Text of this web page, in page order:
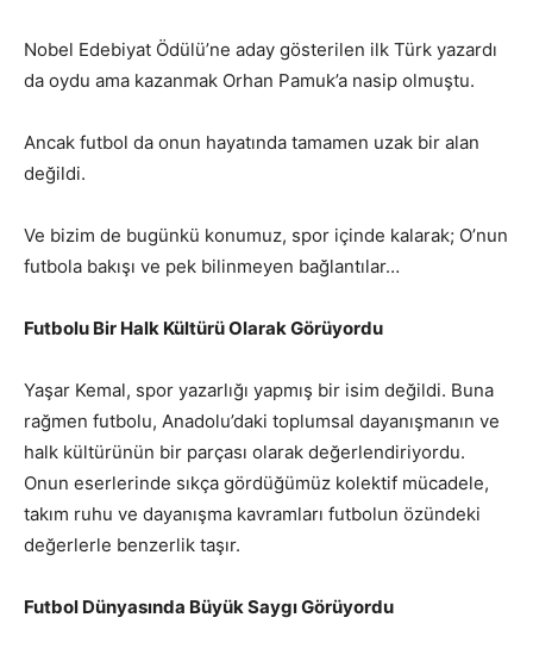
Nobel Edebiyat Ödülü’ne aday gösterilen ilk Türk yazardı
da oydu ama kazanmak Orhan Pamuk’a nasip olmuştu.
Ancak futbol da onun hayatında tamamen uzak bir alan
değildi.
Ve bizim de bugünkü konumuz, spor içinde kalarak; O’nun
futbola bakışı ve pek bilinmeyen bağlantılar…
Futbolu Bir Halk Kültürü Olarak Görüyordu
Yaşar Kemal, spor yazarlığı yapmış bir isim değildi. Buna
rağmen futbolu, Anadolu’daki toplumsal dayanışmanın ve
halk kültürünün bir parçası olarak değerlendiriyordu.
Onun eserlerinde sıkça gördüğümüz kolektif mücadele,
takım ruhu ve dayanışma kavramları futbolun özündeki
değerlerle benzerlik taşır.
Futbol Dünyasında Büyük Saygı Görüyordu